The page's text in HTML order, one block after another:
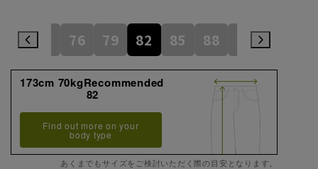
73 76 79 82 85 88 91
173cm 70kgRecommended
82
Find out more on your
body type
あくまでもサイズをご検討いただく際の目安となります。